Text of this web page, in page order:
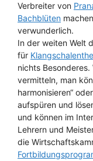
Verbreiter von
Bachblüten
verwunderlich.
In der weiten Welt
für
nichts
vermitteln, man
harmonisieren“
aufspüren und
und können im
Lehrern und
die